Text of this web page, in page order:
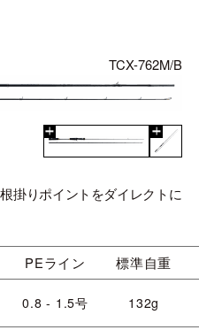
TCX-762M/B
掛りポイントをダイレクトに
PEライン 標準自重
0.8 - 1.5号 132g